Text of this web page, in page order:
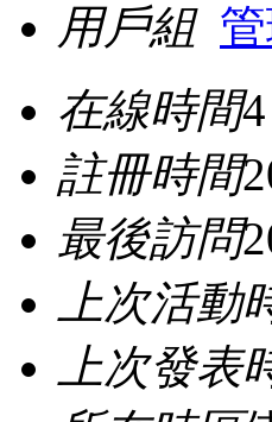
用戶組
在線時間
註冊時間
最後訪問
上次活動
上次發表